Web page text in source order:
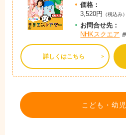
価格：
3,520円
（税込み）
お問合せ先：
NHKスクエア
詳しくはこちら
こども・幼